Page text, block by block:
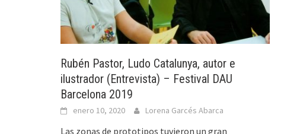
Rubén Pastor, Ludo Catalunya, autor e
ilustrador (Entrevista) – Festival DAU
Barcelona 2019
enero 10, 2020 Lorena Garcés Abarca
Las zonas de prototipos tuvieron un gran